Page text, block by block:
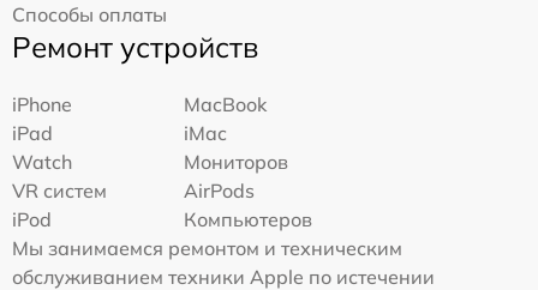
Способы оплаты
Ремонт устройств
iPhone
MacBook
iPad
iMac
Watch
Мониторов
VR систем
AirPods
iPod
Компьютеров
Мы занимаемся ремонтом и техническим
обслуживанием техники Apple по истечении